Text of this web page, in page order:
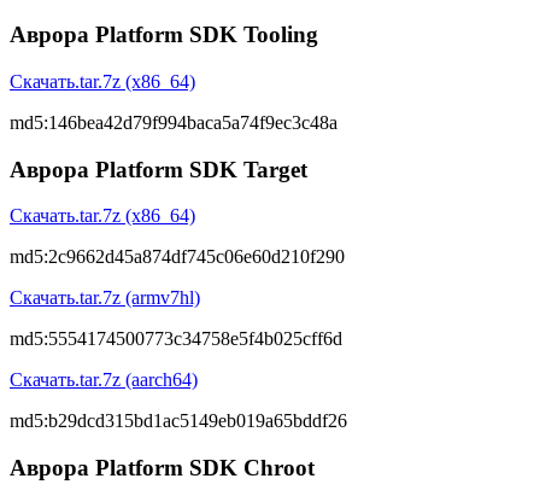
Аврора Platform SDK Tooling
Скачать.tar.7z (x86_64)
md5:146bea42d79f994baca5a74f9ec3c48a
Аврора Platform SDK Target
Скачать.tar.7z (x86_64)
md5:2c9662d45a874df745c06e60d210f290
Скачать.tar.7z (armv7hl)
md5:5554174500773c34758e5f4b025cff6d
Скачать.tar.7z (aarch64)
md5:b29dcd315bd1ac5149eb019a65bddf26
Аврора Platform SDK Chroot